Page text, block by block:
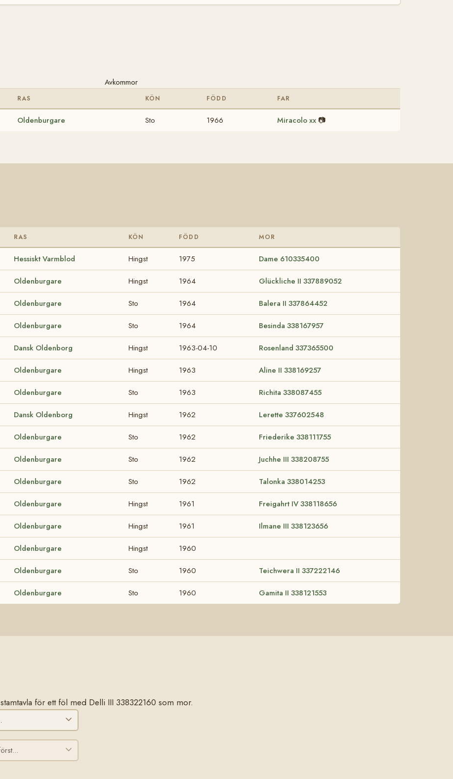
Avkommor
RAS KÖN FÖDD FAR
Oldenburgare Sto 1966 Miracolo xx 📷
RAS KÖN FÖDD MOR
Hessiskt Varmblod Hingst 1975 Dame 610335400
Oldenburgare Hingst 1964 Glückliche II 337889052
Oldenburgare Sto 1964 Balera II 337864452
Oldenburgare Sto 1964 Besinda 338167957
Dansk Oldenborg Hingst 1963-04-10 Rosenland 337365500
Oldenburgare Hingst 1963 Aline II 338169257
Oldenburgare Sto 1963 Richita 338087455
Dansk Oldenborg Hingst 1962 Lerette 337602548
Oldenburgare Sto 1962 Friederike 338111755
Oldenburgare Sto 1962 Juchhe III 338208755
Oldenburgare Sto 1962 Talonka 338014253
Oldenburgare Hingst 1961 Freigahrt IV 338118656
Oldenburgare Hingst 1961 Ilmane III 338123656
Oldenburgare Hingst 1960
Oldenburgare Sto 1960 Teichwera II 337222146
Oldenburgare Sto 1960 Gamita II 338121553
för ett föl med Delli III 338322160 som mor.